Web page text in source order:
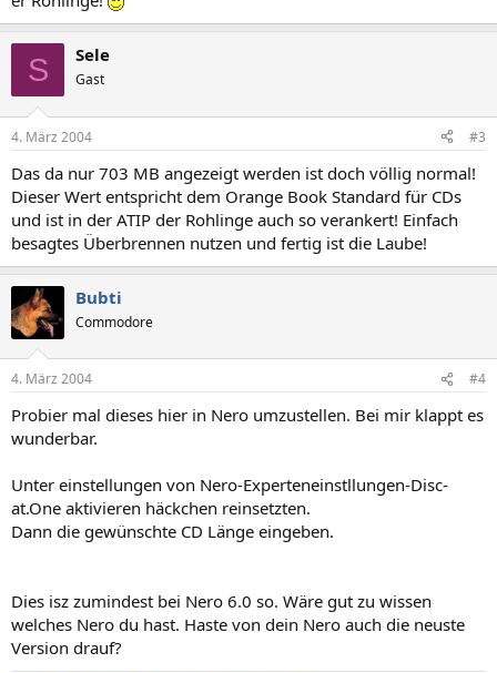
S Sele
Gast
4. März 2004 #3
Das da nur 703 MB angezeigt werden ist doch völlig normal!
Dieser Wert entspricht dem Orange Book Standard für CDs
und ist in der ATIP der Rohlinge auch so verankert! Einfach
besagtes Überbrennen nutzen und fertig ist die Laube!
Bubti
Commodore
4. März 2004 #4
Probier mal dieses hier in Nero umzustellen. Bei mir klappt es
wunderbar.
Unter einstellungen von Nero-Experteneinstllungen-Disc-
at.One aktivieren häckchen reinsetzten.
Dann die gewünschte CD Länge eingeben.
Dies isz zumindest bei Nero 6.0 so. Wäre gut zu wissen
welches Nero du hast. Haste von dein Nero auch die neuste
Version drauf?